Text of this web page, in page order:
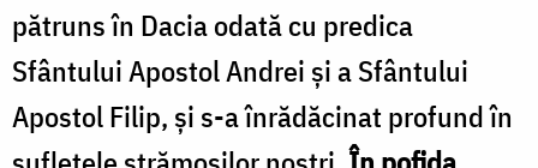
pătruns în Dacia odată cu predica
Sfântului Apostol Andrei și a Sfântului
Apostol Filip, și s-a înrădăcinat profund în